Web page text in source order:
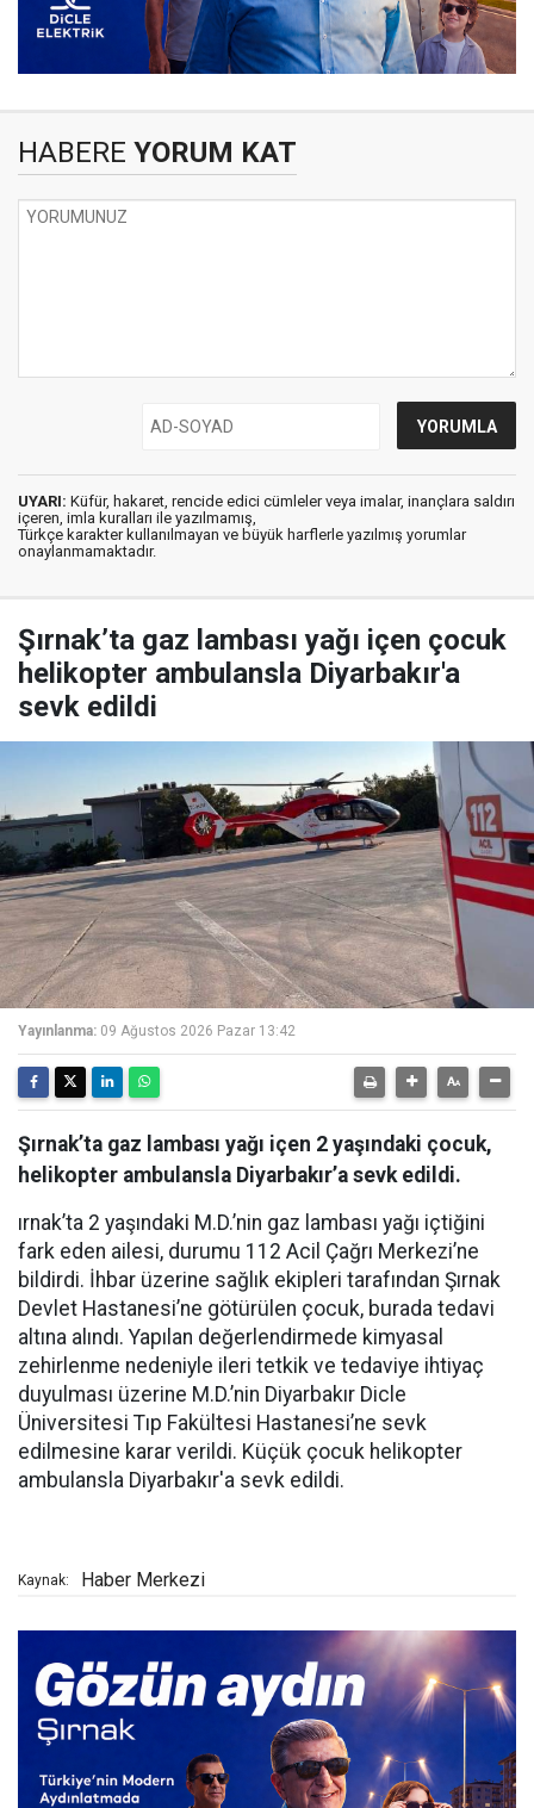
HABERE YORUM KAT
UYARI: Küfür, hakaret, rencide edici cümleler veya imalar, inançlara saldırı
içeren, imla kuralları ile yazılmamış,
Türkçe karakter kullanılmayan ve büyük harflerle yazılmış yorumlar
onaylanmamaktadır.
Şırnak’ta gaz lambası yağı içen çocuk
helikopter ambulansla Diyarbakır'a
sevk edildi
Yayınlanma: 09 Ağustos 2026 Pazar 13:42
Şırnak’ta gaz lambası yağı içen 2 yaşındaki çocuk,
helikopter ambulansla Diyarbakır’a sevk edildi.
ırnak’ta 2 yaşındaki M.D.’nin gaz lambası yağı içtiğini
fark eden ailesi, durumu 112 Acil Çağrı Merkezi’ne
bildirdi. İhbar üzerine sağlık ekipleri tarafından Şırnak
Devlet Hastanesi’ne götürülen çocuk, burada tedavi
altına alındı. Yapılan değerlendirmede kimyasal
zehirlenme nedeniyle ileri tetkik ve tedaviye ihtiyaç
duyulması üzerine M.D.’nin Diyarbakır Dicle
Üniversitesi Tıp Fakültesi Hastanesi’ne sevk
edilmesine karar verildi. Küçük çocuk helikopter
ambulansla Diyarbakır'a sevk edildi.
Kaynak: Haber Merkezi